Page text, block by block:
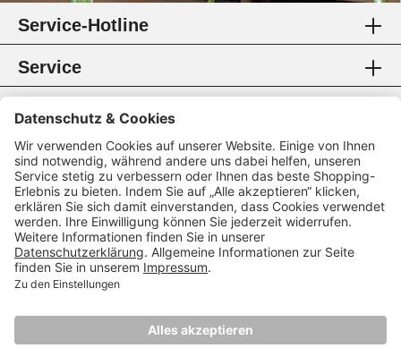
Service-Hotline
Service
Information
Rechtliches
Zahlungsmethoden
Zertifikate
Folgen Sie uns